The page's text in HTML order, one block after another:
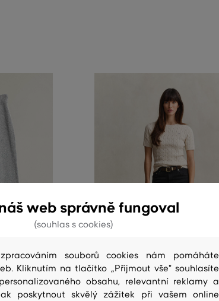
NOVINKA
web správně fungoval
(souhlas s cookies)
souborů cookies nám pomáháte
Kliknutím na tlačítko „Přijmout vše" souhlasíte
obsahu, relevantní reklamy a
poskytnout skvělý zážitek při vašem online